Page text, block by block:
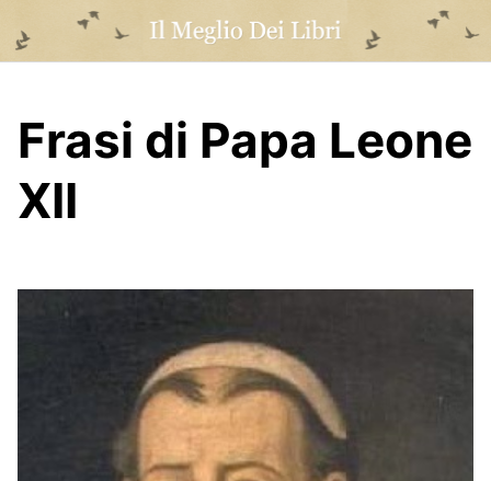
content
Frasi di Papa Leone
XII